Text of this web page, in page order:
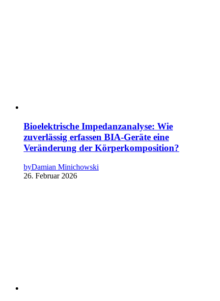
Bioelektrische Impedanzanalyse: Wie
zuverlässig erfassen BIA-Geräte eine
Veränderung der Körperkomposition?
byDamian Minichowski
26. Februar 2026